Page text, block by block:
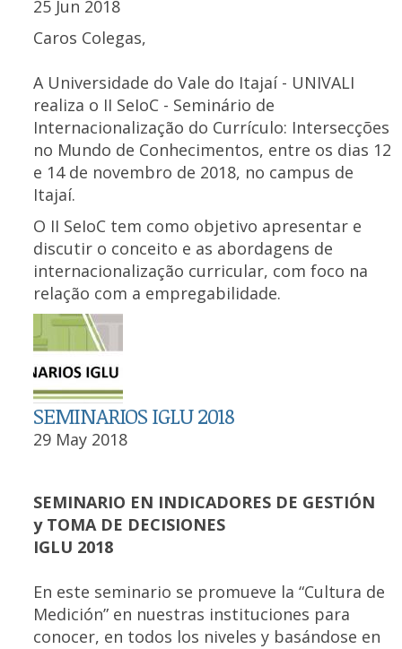
25 Jun 2018
Caros Colegas,
A Universidade do Vale do Itajaí - UNIVALI
realiza o II SeIoC - Seminário de
Internacionalização do Currículo: Intersecções
no Mundo de Conhecimentos, entre os dias 12
e 14 de novembro de 2018, no campus de
Itajaí.
O II SeIoC tem como objetivo apresentar e
discutir o conceito e as abordagens de
internacionalização curricular, com foco na
relação com a empregabilidade.
SEMINARIOS IGLU 2018
29 May 2018
SEMINARIO EN INDICADORES DE GESTIÓN
y TOMA DE DECISIONES
IGLU 2018
En este seminario se promueve la “Cultura de
Medición” en nuestras instituciones para
conocer, en todos los niveles y basándose en